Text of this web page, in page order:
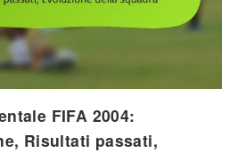
FIFA 2004:
Risultati passati,